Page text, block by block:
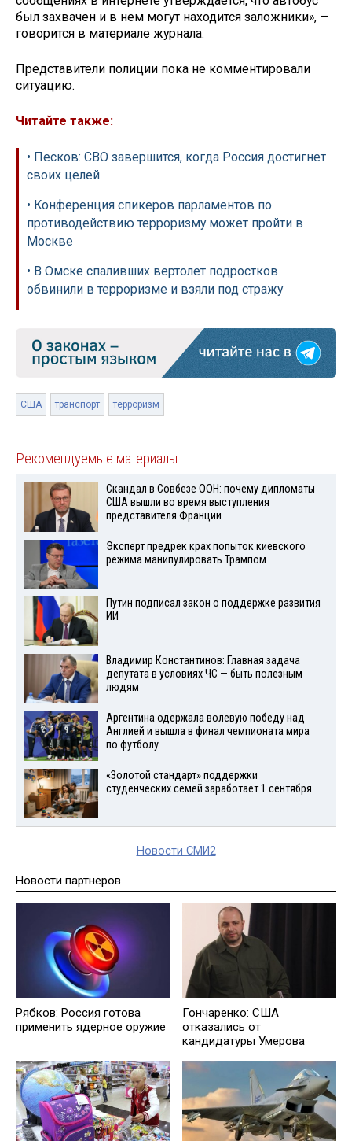
был захвачен и в нем могут находится заложники», —
говорится в материале журнала.
Представители полиции пока не комментировали
ситуацию.
Читайте также:
• Песков: СВО завершится, когда Россия достигнет
своих целей
• Конференция спикеров парламентов по
противодействию терроризму может пройти в
Москве
• В Омске спаливших вертолет подростков
обвинили в терроризме и взяли под стражу
США транспорт терроризм
Рекомендуемые материалы
Скандал в Совбезе ООН: почему дипломаты
США вышли во время выступления
представителя Франции
Эксперт предрек крах попыток киевского
режима манипулировать Трампом
Путин подписал закон о поддержке развития
ИИ
Владимир Константинов: Главная задача
депутата в условиях ЧС — быть полезным
людям
Аргентина одержала волевую победу над
Англией и вышла в финал чемпионата мира
по футболу
«Золотой стандарт» поддержки
студенческих семей заработает 1 сентября
Новости СМИ2
Новости партнеров
Рябков: Россия готова
применить ядерное оружие
Гончаренко: США
отказались от
кандидатуры Умерова